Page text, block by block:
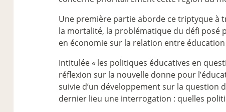
Une première partie aborde ce triptyque à
la mortalité, la problématique du défi posé
en économie sur la relation entre
Intitulée « les politiques éducatives en
réflexion sur la nouvelle donne pour
suivie d’un développement sur la question
dernier lieu une interrogation : quelles